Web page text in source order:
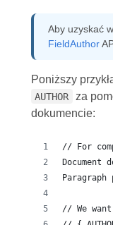
Aby uzyskać
FieldAuthor
Poniższy
AUTHOR
za
dokumencie:
// For
Document
// We